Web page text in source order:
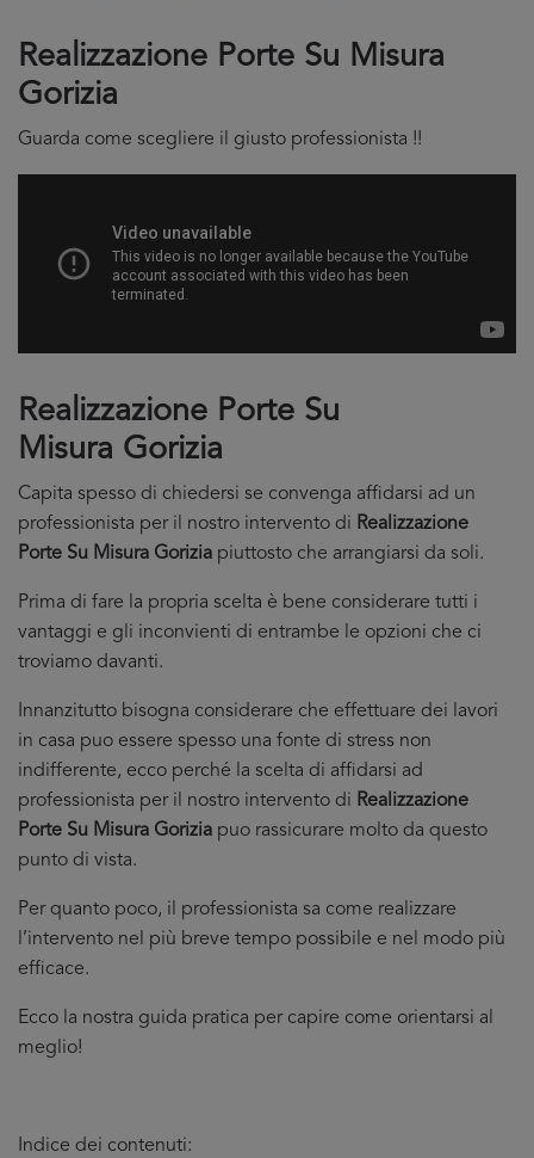
Realizzazione Porte Su Misura
Gorizia
Guarda come scegliere il giusto professionista !!
Realizzazione Porte Su
Misura Gorizia
Capita spesso di chiedersi se convenga affidarsi ad un
professionista per il nostro intervento di Realizzazione
Porte Su Misura Gorizia piuttosto che arrangiarsi da soli.
Prima di fare la propria scelta è bene considerare tutti i
vantaggi e gli inconvienti di entrambe le opzioni che ci
troviamo davanti.
Innanzitutto bisogna considerare che effettuare dei lavori
in casa puo essere spesso una fonte di stress non
indifferente, ecco perché la scelta di affidarsi ad
professionista per il nostro intervento di Realizzazione
Porte Su Misura Gorizia puo rassicurare molto da questo
punto di vista.
Per quanto poco, il professionista sa come realizzare
l’intervento nel più breve tempo possibile e nel modo più
efficace.
Ecco la nostra guida pratica per capire come orientarsi al
meglio!
Indice dei contenuti: